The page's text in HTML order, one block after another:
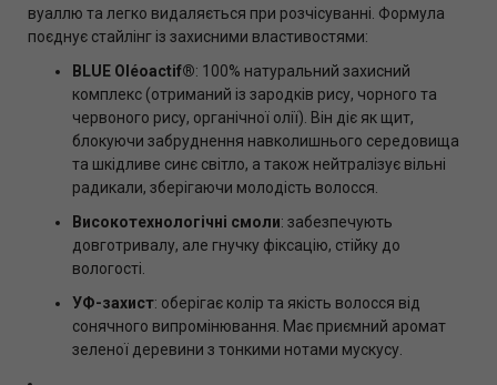
вуаллю та легко видаляється при розчісуванні. Формула
поєднує стайлінг із захисними властивостями:
BLUE Oléoactif®: 100% натуральний захисний
комплекс (отриманий із зародків рису, чорного та
червоного рису, органічної олії). Він діє як щит,
блокуючи забруднення навколишнього середовища
та шкідливе синє світло, а також нейтралізує вільні
радикали, зберігаючи молодість волосся.
Високотехнологічні смоли: забезпечують
довготривалу, але гнучку фіксацію, стійку до
вологості.
УФ-захист: оберігає колір та якість волосся від
сонячного випромінювання. Має приємний аромат
зеленої деревини з тонкими нотами мускусу.